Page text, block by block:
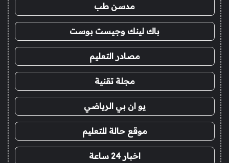
مدسن طب
باك لينك وجيست بوست
مصادر التعليم
مجلة تقنية
يو ان بي الرياضي
موقع حالة للتعليم
اخبار 24 ساعة